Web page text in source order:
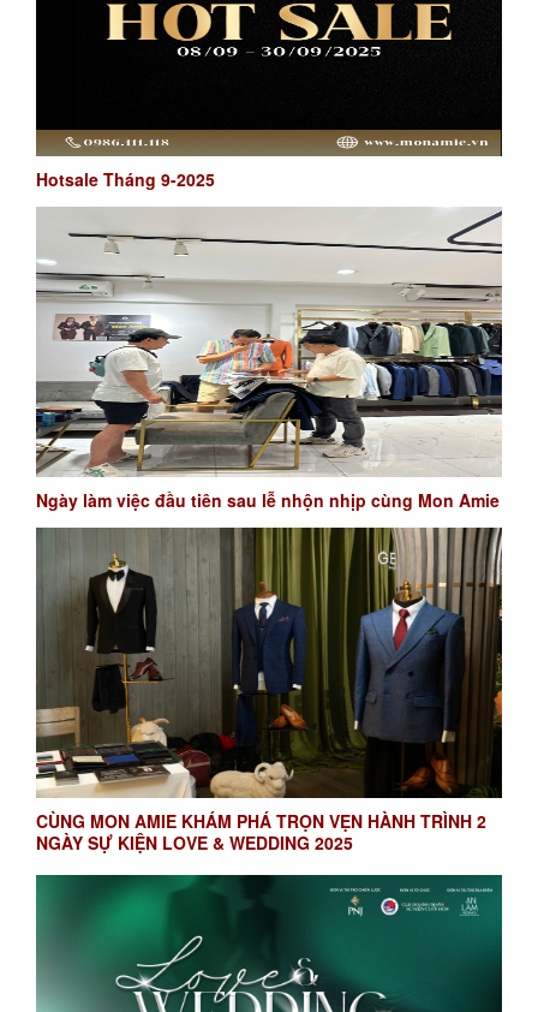
Hotsale Tháng 9-2025
Ngày làm việc đầu tiên sau lễ nhộn nhịp cùng Mon Amie
CÙNG MON AMIE KHÁM PHÁ TRỌN VẸN HÀNH TRÌNH 2
NGÀY SỰ KIỆN LOVE & WEDDING 2025